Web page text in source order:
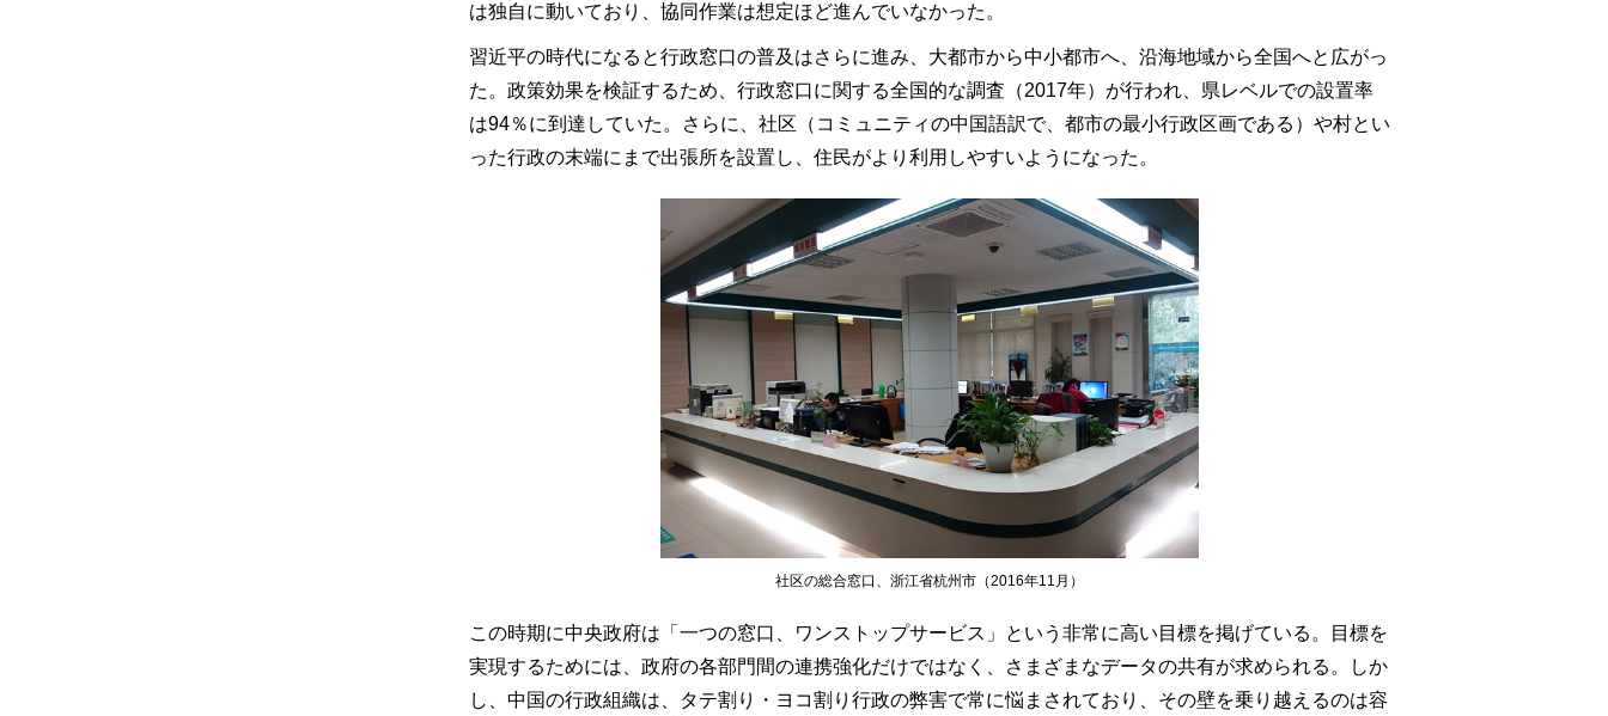
は独自に動いており、協同作業は想定ほど進んでいなかった。
習近平の時代になると行政窓口の普及はさらに進み、大都市から中小都市へ、沿海地域から全国へと広がっ
た。政策効果を検証するため、行政窓口に関する全国的な調査（2017年）が行われ、県レベルでの設置率
は94％に到達していた。さらに、社区（コミュニティの中国語訳で、都市の最小行政区画である）や村とい
った行政の末端にまで出張所を設置し、住民がより利用しやすいようになった。
社区の総合窓口、浙江省杭州市（2016年11月）
この時期に中央政府は「一つの窓口、ワンストップサービス」という非常に高い目標を掲げている。目標を
実現するためには、政府の各部門間の連携強化だけではなく、さまざまなデータの共有が求められる。しか
し、中国の行政組織は、タテ割り・ヨコ割り行政の弊害で常に悩まされており、その壁を乗り越えるのは容